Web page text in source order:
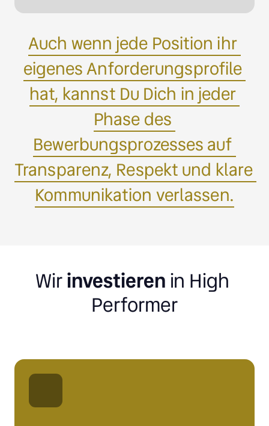
Auch wenn jede Position
ihr
eigenes
hat, kannst Du Dich in
Phase
Bewerbungsprozesses
Transparenz, Respekt und
Kommunikation verlassen.
Wir investierenin
Performer